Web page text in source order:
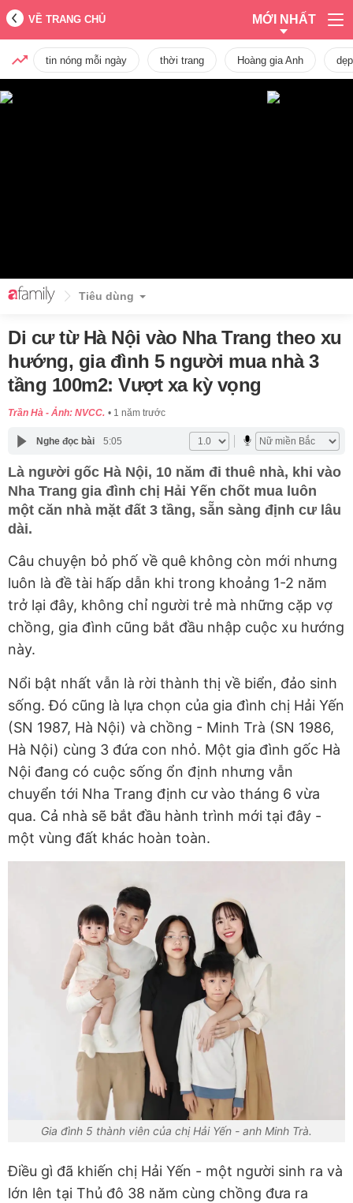
VỀ TRANG CHỦ MỚI NHẤT
tin nóng mỗi ngày thời trang Hoàng gia Anh dẹp
Tiêu dùng
Di cư từ Hà Nội vào Nha Trang theo xu
hướng, gia đình 5 người mua nhà 3
tầng 100m2: Vượt xa kỳ vọng
Trần Hà - Ảnh: NVCC. 1 năm trước
Nghe đọc bài 5:05
Là người gốc Hà Nội, 10 năm đi thuê nhà, khi vào
Nha Trang gia đình chị Hải Yến chốt mua luôn
một căn nhà mặt đất 3 tầng, sẵn sàng định cư lâu
dài.
Câu chuyện bỏ phố về quê không còn mới nhưng
luôn là đề tài hấp dẫn khi trong khoảng 1-2 năm
trở lại đây, không chỉ người trẻ mà những cặp vợ
chồng, gia đình cũng bắt đầu nhập cuộc xu hướng
này.
Nổi bật nhất vẫn là rời thành thị về biển, đảo sinh
sống. Đó cũng là lựa chọn của gia đình chị Hải Yến
(SN 1987, Hà Nội) và chồng - Minh Trà (SN 1986,
Hà Nội) cùng 3 đứa con nhỏ. Một gia đình gốc Hà
Nội đang có cuộc sống ổn định nhưng vẫn
chuyển tới Nha Trang định cư vào tháng 6 vừa
qua. Cả nhà sẽ bắt đầu hành trình mới tại đây -
một vùng đất khác hoàn toàn.
Gia đình 5 thành viên của chị Hải Yến - anh Minh Trà.
Điều gì đã khiến chị Hải Yến - một người sinh ra và
lớn lên tại Thủ đô 38 năm cùng chồng đưa ra